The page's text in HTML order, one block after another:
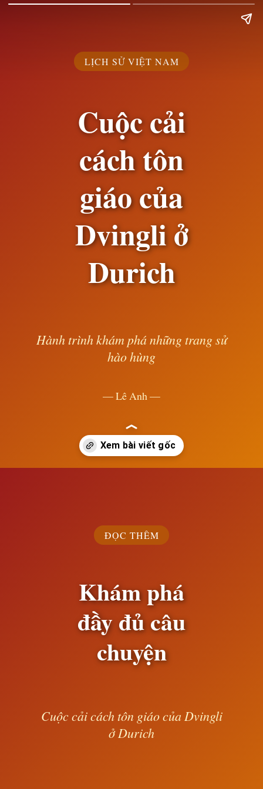
LỊCH SỬ VIỆT NAM
Cuộc cải
cách tôn
giáo của
Dvingli ở
Durich
Hành trình khám phá những trang sử
hào hùng
— Lê Anh —
ĐỌC THÊM
Khám phá
đầy đủ câu
chuyện
Cuộc cải cách tôn giáo của Dvingli
ở Durich